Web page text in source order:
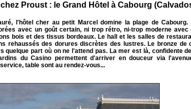
Proust : le Grand Hôtel à Cabourg
l'hôtel cher au petit Marcel domine la plage de Cabourg.
avec un goût certain, ni trop rétro, ni-trop moderne avec
bois et des tissus bordeaux. Le hall et les salles de
rehaussés des dorures discrètes des lustres. Le bronze de
quelque part où on ne l'attend pas. La mer est là, confidente
du Casino permettent d'arriver en douceur via
table sont au rendez-vous...